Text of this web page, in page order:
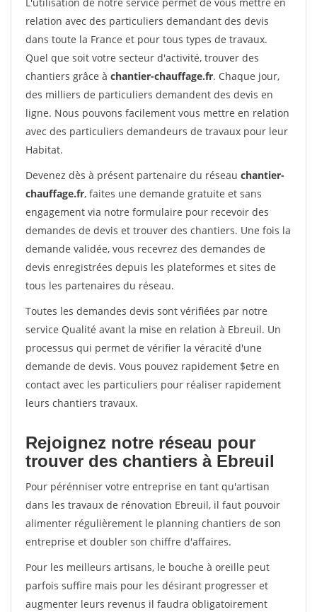
relation avec des particuliers demandant des devis
dans toute la France et pour tous types de travaux.
Quel que soit votre secteur d'activité, trouver des
chantiers grâce à chantier-chauffage.fr. Chaque jour,
des milliers de particuliers demandent des devis en
ligne. Nous pouvons facilement vous mettre en relation
avec des particuliers demandeurs de travaux pour leur
Habitat.
Devenez dès à présent partenaire du réseau chantier-
chauffage.fr, faites une demande gratuite et sans
engagement via notre formulaire pour recevoir des
demandes de devis et trouver des chantiers. Une fois la
demande validée, vous recevrez des demandes de
devis enregistrées depuis les plateformes et sites de
tous les partenaires du réseau.
Toutes les demandes devis sont vérifiées par notre
service Qualité avant la mise en relation à Ebreuil. Un
processus qui permet de vérifier la véracité d'une
demande de devis. Vous pouvez rapidement $etre en
contact avec les particuliers pour réaliser rapidement
leurs chantiers travaux.
Rejoignez notre réseau pour
trouver des chantiers à Ebreuil
Pour pérénniser votre entreprise en tant qu'artisan
dans les travaux de rénovation Ebreuil, il faut pouvoir
alimenter régulièrement le planning chantiers de son
entreprise et doubler son chiffre d'affaires.
Pour les meilleurs artisans, le bouche à oreille peut
parfois suffire mais pour les désirant progresser et
augmenter leurs revenus il faudra obligatoirement